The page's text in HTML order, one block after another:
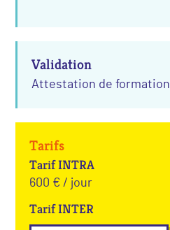
Validation
Attestation de formation
Tarifs
Tarif INTRA
600 € / jour
Tarif INTER